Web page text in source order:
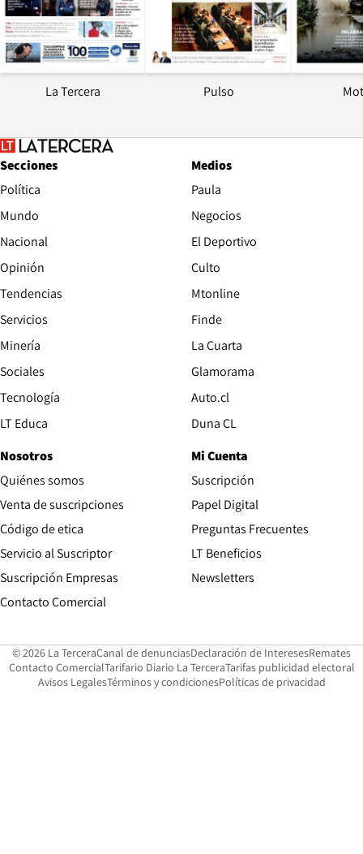
La Tercera Pulso
Secciones
Política
Mundo
Nacional
Opinión
Tendencias
Servicios
Minería
Sociales
Tecnología
LT Educa
Medios
Paula
Negocios
El Deportivo
Culto
Mtonline
Finde
La Cuarta
Glamorama
Auto.cl
Duna CL
Nosotros
Quiénes somos
Venta de suscripciones
Código de etica Opens in new window
Servicio al Suscriptor
Suscripción Empresas
Contacto Comercial
Mi Cuenta
Suscripción
Papel Digital
Preguntas Frecuentes
LT Beneficios
Newsletters
© 2026 La TerceraCanal de denunciasOpens in new window
Declaración de InteresesOpens in
Remates
Contacto ComercialOpens in new window
Tarifario Diario La TerceraOpens in new window
Tarifas publicidad electoral
Avisos LegalesOpens in new window
Términos y condicionesPolíticas de privacidad